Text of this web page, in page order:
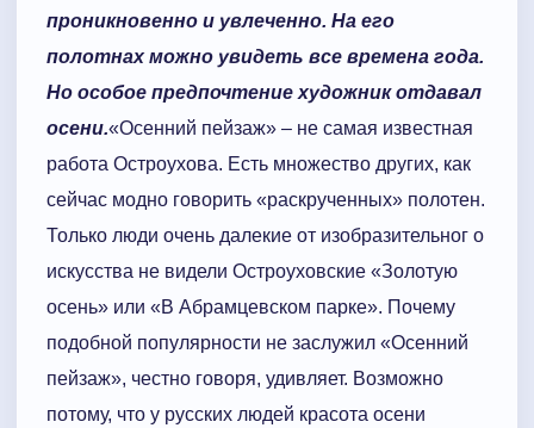
проникновенно и увлеченно. На его
полотнах можно увидеть все времена года.
Но особое предпочтение художник отдавал
осени.«Осенний пейзаж» – не самая известная
работа Остроухова. Есть множество других, как
сейчас модно говорить «раскрученных» полотен.
Только люди очень далекие от изобразительног о
искусства не видели Остроуховские «Золотую
осень» или «В Абрамцевском парке». Почему
подобной популярности не заслужил «Осенний
пейзаж», честно говоря, удивляет. Возможно
потому, что у русских людей красота осени